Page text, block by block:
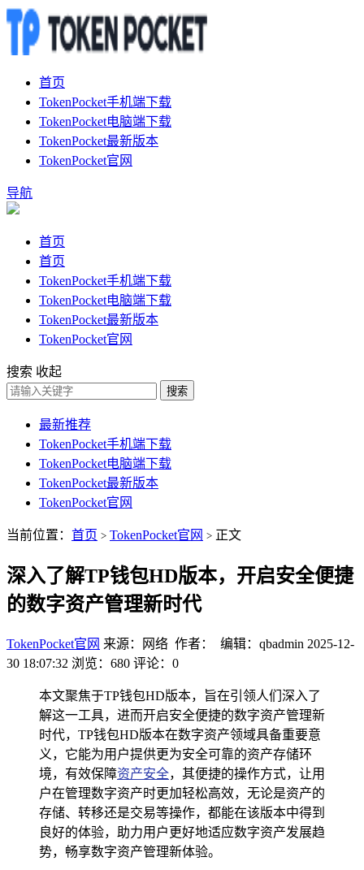
首页
TokenPocket手机端下载
TokenPocket电脑端下载
TokenPocket最新版本
TokenPocket官网
导航
首页
首页
TokenPocket手机端下载
TokenPocket电脑端下载
TokenPocket最新版本
TokenPocket官网
搜索 收起
搜索
最新推荐
TokenPocket手机端下载
TokenPocket电脑端下载
TokenPocket最新版本
TokenPocket官网
当前位置： 首页 > TokenPocket官网 > 正文
深入了解TP钱包HD版本，开启安全便捷
的数字资产管理新时代
TokenPocket官网 来源：网络 作者： 编辑：qbadmin 2025-12-
30 18:07:32 浏览：680 评论：0
本文聚焦于TP钱包HD版本，旨在引领人们深入了
解这一工具，进而开启安全便捷的数字资产管理新
时代，TP钱包HD版本在数字资产领域具备重要意
义，它能为用户提供更为安全可靠的资产存储环
境，有效保障资产安全，其便捷的操作方式，让用
户在管理数字资产时更加轻松高效，无论是资产的
存储、转移还是交易等操作，都能在该版本中得到
良好的体验，助力用户更好地适应数字资产发展趋
势，畅享数字资产管理新体验。